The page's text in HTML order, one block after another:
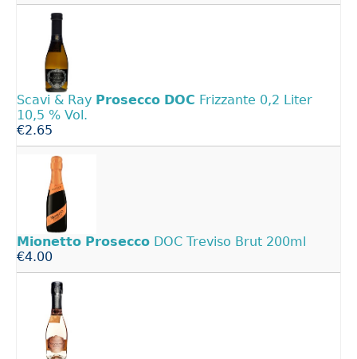
Scavi & Ray Prosecco DOC Frizzante 0,2 Liter
10,5 % Vol.
€2.65
Mionetto Prosecco DOC Treviso Brut 200ml
€4.00